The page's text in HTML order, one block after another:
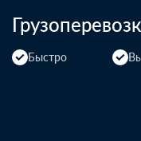
Быстро